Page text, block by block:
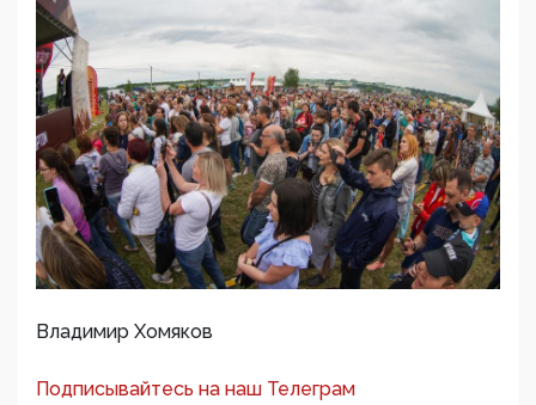
Владимир Хомяков
Подписывайтесь на наш Телеграм